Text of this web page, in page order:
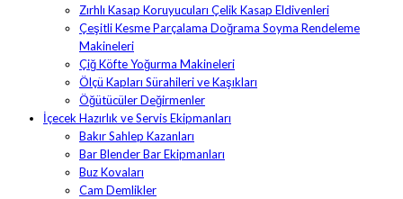
Zırhlı Kasap Koruyucuları Çelik Kasap Eldivenleri
Çeşitli Kesme Parçalama Doğrama Soyma Rendeleme
Makineleri
Çiğ Köfte Yoğurma Makineleri
Ölçü Kapları Sürahileri ve Kaşıkları
Öğütücüler Değirmenler
İçecek Hazırlık ve Servis Ekipmanları
Bakır Sahlep Kazanları
Bar Blender Bar Ekipmanları
Buz Kovaları
Cam Demlikler